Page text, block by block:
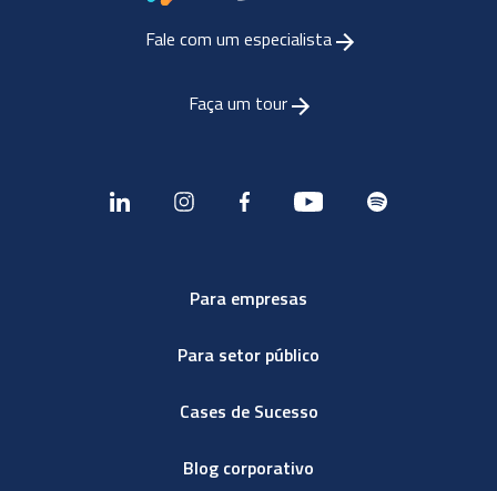
Fale com um especialista
Faça um tour
Para empresas
Para setor público
Cases de Sucesso
Blog corporativo